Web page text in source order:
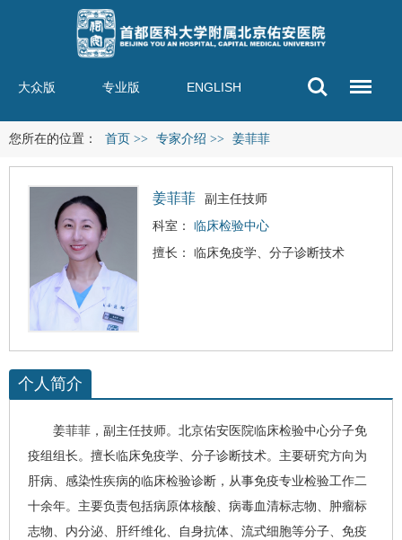
大众版 专业版 ENGLISH
您所在的位置： 首页 >> 专家介绍 >> 姜菲菲
姜菲菲
副主任技师
科室： 临床检验中心
擅长： 临床免疫学、分子诊断技术
个人简介
姜菲菲 ，副主任技师。北京佑安医院临床检验中心分子免
疫组组长。擅长临床免疫学、分子诊断技术。主要研究方向为
肝病、感染性疾病的临床检验诊断，从事免疫专业检验工作二
十余年。主要负责包括病原体核酸、病毒血清标志物、肿瘤标
志物、内分泌、肝纤维化、自身抗体、流式细胞等分子、免疫